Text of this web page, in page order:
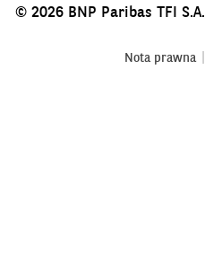
© 2026 BNP Paribas TFI S.A.
Nota prawna